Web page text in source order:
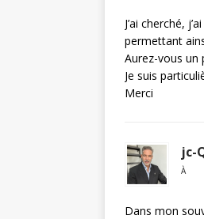
J’ai cherché,
permettant
Aurez-vous un
Je suis
Merci
jc-
À
Dans mon